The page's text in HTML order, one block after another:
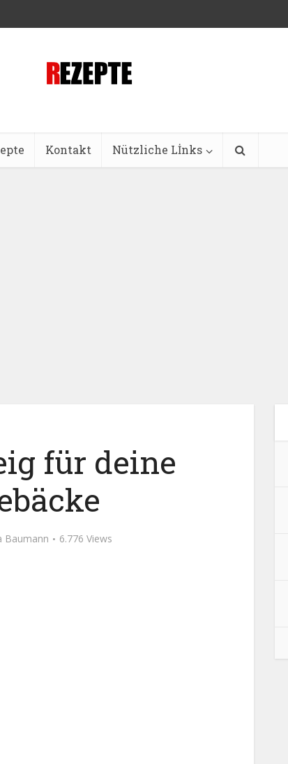
Kontakt Nützliche Lİnks
für deine
Baumann 6.776 Views